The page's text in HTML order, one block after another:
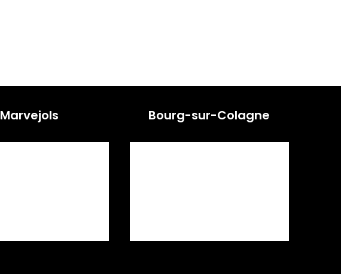
Marvejols Bourg-sur-Colagne